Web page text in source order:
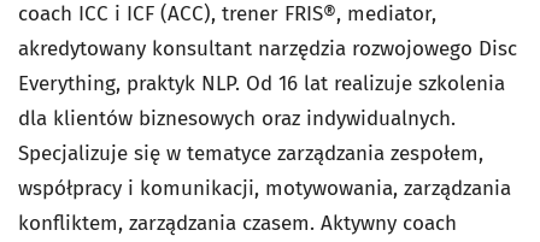
coach ICC i ICF (ACC), trener FRIS®, mediator,
akredytowany konsultant narzędzia rozwojowego Disc
Everything, praktyk NLP. Od 16 lat realizuje szkolenia
dla klientów biznesowych oraz indywidualnych.
Specjalizuje się w tematyce zarządzania zespołem,
współpracy i komunikacji, motywowania, zarządzania
konfliktem, zarządzania czasem. Aktywny coach